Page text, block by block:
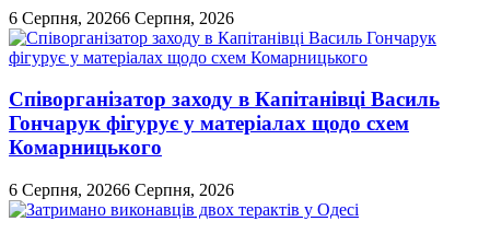
6 Серпня, 20266 Серпня, 2026
Співорганізатор заходу в Капітанівці Василь
Гончарук фігурує у матеріалах щодо схем
Комарницького
6 Серпня, 20266 Серпня, 2026